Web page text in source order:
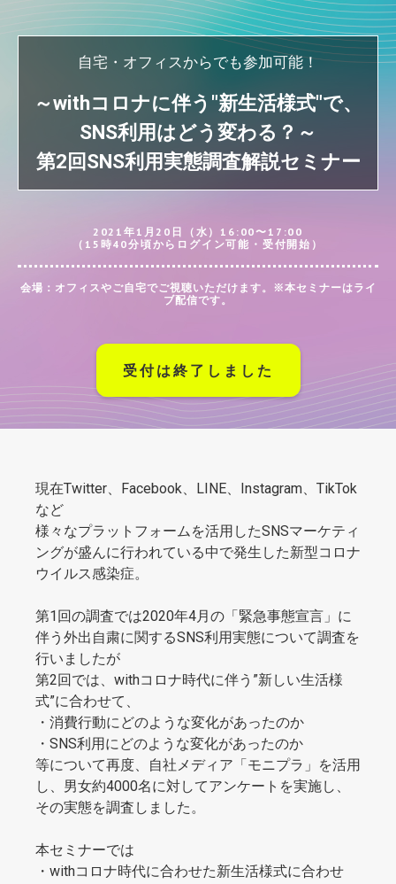
自宅・オフィスからでも参加可能！
～withコロナに伴う"新生活様式"で、
SNS利用はどう変わる？～
第2回SNS利用実態調査解説セミナー
2021年1月20日（水）16:00〜17:00
（15時40分頃からログイン可能・受付開始）
会場：オフィスやご自宅でご視聴いただけます。※本セミナーはライ
ブ配信です。
受付は終了しました
現在Twitter、Facebook、LINE、Instagram、TikTok
など
様々なプラットフォームを活用したSNSマーケティ
ングが盛んに行われている中で発生した新型コロナ
ウイルス感染症。
第1回の調査では2020年4月の「緊急事態宣言」に
伴う外出自粛に関するSNS利用実態について調査を
行いましたが
第2回では、withコロナ時代に伴う”新しい生活様
式”に合わせて、
・消費行動にどのような変化があったのか
・SNS利用にどのような変化があったのか
等について再度、自社メディア「モニプラ」を活用
し、男女約4000名に対してアンケートを実施し、
その実態を調査しました。
本セミナーでは
・withコロナ時代に合わせた新生活様式に合わせ